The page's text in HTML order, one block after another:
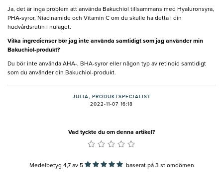
Ja, det är inga problem att använda Bakuchiol tillsammans med Hyaluronsyra,
PHA-syror, Niacinamide och Vitamin C om du skulle ha detta i din
hudvårdsrutin i nuläget.
Vilka ingredienser bör jag inte använda samtidigt som jag använder min
Bakuchiol-produkt?
Du bör inte använda AHA-, BHA-syror eller någon typ av retinoid samtidigt
som du använder din Bakuchiol-produkt.
JULIA, PRODUKTSPECIALIST
2022-11-07 16:18
Vad tyckte du om denna artikel?
Medelbetyg 4,7av 5 baserat på 3 st omdömen